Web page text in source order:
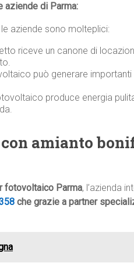
aziende di Parma:
aziende sono molteplici:
riceve un canone di
può generare
produce energia
amianto
fotovoltaico Parma, l’azienda
che grazie a partner